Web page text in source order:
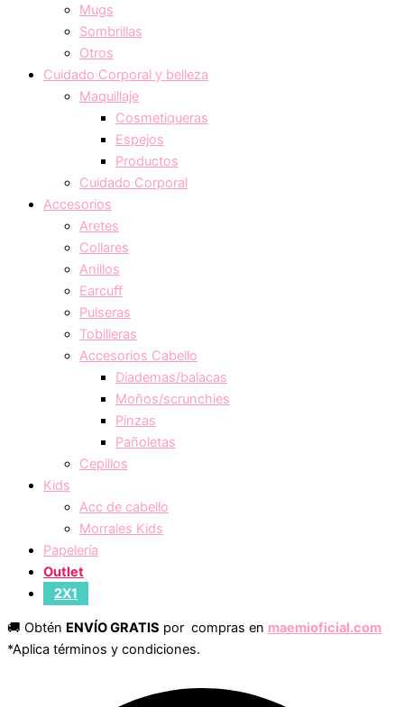
Mugs
Sombrillas
Otros
Cuidado Corporal y belleza
Maquillaje
Cosmetiqueras
Espejos
Productos
Cuidado Corporal
Accesorios
Aretes
Collares
Anillos
Earcuff
Pulseras
Tobilleras
Accesorios Cabello
Diademas/balacas
Moños/scrunchies
Pinzas
Pañoletas
Cepillos
Kids
Acc de cabello
Morrales Kids
Papelería
Outlet
2X1
🚚 Obtén ENVÍO GRATIS por compras en maemioficial.com
*Aplica términos y condiciones.